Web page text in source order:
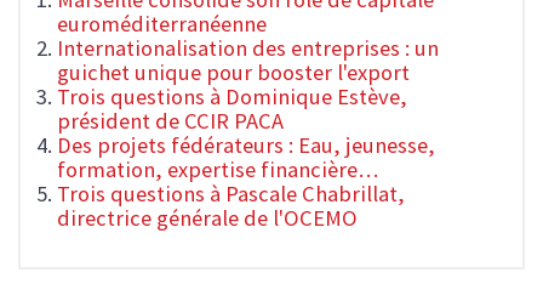
euroméditerranéenne
Internationalisation des entreprises : un
guichet unique pour booster l'export
Trois questions à Dominique Estève,
président de CCIR PACA
Des projets fédérateurs : Eau, jeunesse,
formation, expertise financière…
Trois questions à Pascale Chabrillat,
directrice générale de l'OCEMO